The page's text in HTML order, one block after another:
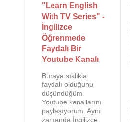
"Learn English
With TV Series" -
İngilizce
Öğrenmede
Faydalı Bir
Youtube Kanalı
Buraya sıklıkla
faydalı olduğunu
düşündüğüm
Youtube kanallarını
paylaşıyorum. Aynı
zamanda İngilizce